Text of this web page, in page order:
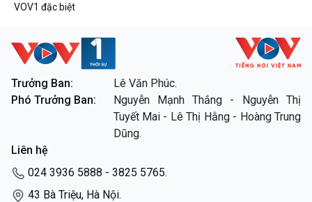
VOV1 đặc biệt
Trưởng Ban:
Lê Văn Phúc.
Phó Trưởng Ban:
Nguyễn Mạnh Thắng - Nguyễn Thị
Tuyết Mai - Lê Thị Hằng - Hoàng Trung
Dũng.
Liên hệ
024 3936 5888 - 3825 5765.
43 Bà Triệu, Hà Nội.